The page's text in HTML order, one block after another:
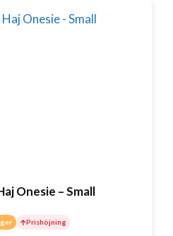
Onesie – Small
Prishöjning